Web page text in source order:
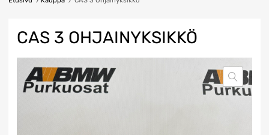
CAS 3 OHJAINYKSIKKÖ